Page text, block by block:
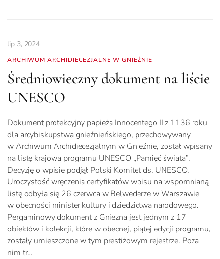
lip 3, 2024
ARCHIWUM ARCHIDIECEZJALNE W GNIEŹNIE
Średniowieczny dokument na liście
UNESCO
Dokument protekcyjny papieża Innocentego II z 1136 roku
dla arcybiskupstwa gnieźnieńskiego, przechowywany
w Archiwum Archidiecezjalnym w Gnieźnie, został wpisany
na listę krajową programu UNESCO „Pamięć świata”.
Decyzję o wpisie podjął Polski Komitet ds. UNESCO.
Uroczystość wręczenia certyfikatów wpisu na wspomnianą
listę odbyła się 26 czerwca w Belwederze w Warszawie
w obecności minister kultury i dziedzictwa narodowego.
Pergaminowy dokument z Gniezna jest jednym z 17
obiektów i kolekcji, które w obecnej, piątej edycji programu,
zostały umieszczone w tym prestiżowym rejestrze. Poza
nim tr…